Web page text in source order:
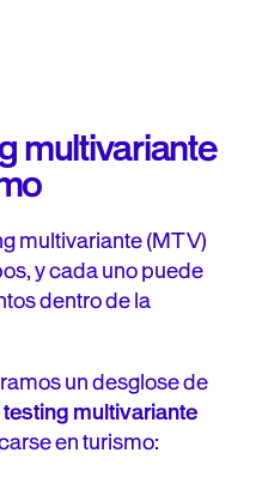
multivariante
multivariante (MTV)
y cada uno puede
dentro de la
un desglose de
multivariante
en turismo: